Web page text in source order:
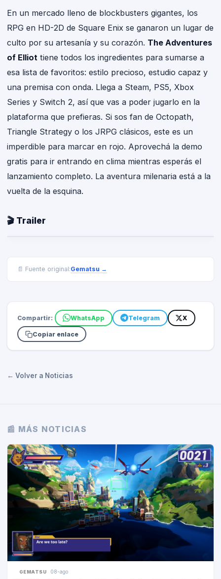
En un mercado lleno de blockbusters gigantes, los
RPG en HD-2D de Square Enix se ganaron un lugar de
culto por su artesanía y su corazón. The Adventures
of Elliot tiene todos los ingredientes para sumarse a
esa lista de favoritos: estilo precioso, estudio capaz y
una premisa con onda. Llega a Steam, PS5, Xbox
Series y Switch 2, así que vas a poder jugarlo en la
plataforma que prefieras. Si sos fan de Octopath,
Triangle Strategy o los JRPG clásicos, este es un
imperdible para marcar en rojo. Aprovechá la demo
gratis para ir entrando en clima mientras esperás el
lanzamiento completo. La aventura milenaria está a la
vuelta de la esquina.
🎬 Trailer
📄 Fuente original:Gematsu →
Compartir: WhatsApp Telegram X
Copiar enlace
← Volver a Noticias
📰 MÁS NOTICIAS
GEMATSU 08-ago